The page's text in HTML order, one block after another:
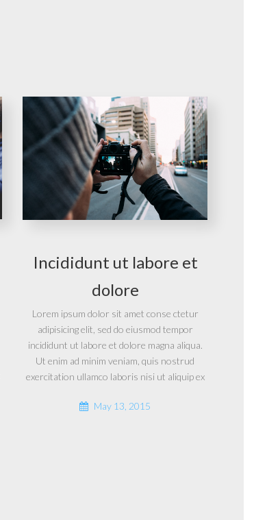
Incididunt ut labore et
dolore
Lorem ipsum dolor sit amet conse ctetur
adipisicing elit, sed do eiusmod tempor
incididunt ut labore et dolore magna aliqua.
Ut enim ad minim veniam, quis nostrud
exercitation ullamco laboris nisi ut aliquip ex
May 13, 2015